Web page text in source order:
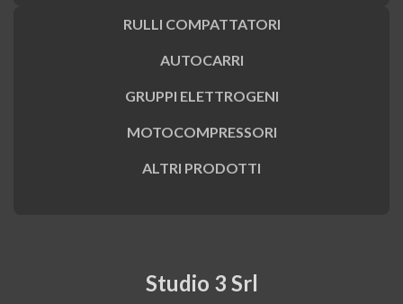
RULLI COMPATTATORI
AUTOCARRI
GRUPPI ELETTROGENI
MOTOCOMPRESSORI
ALTRI PRODOTTI
Studio 3 Srl